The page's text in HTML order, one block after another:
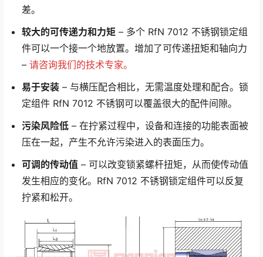
差。
较大的可传递力和力矩 – 多个 RfN 7012 不锈钢锁定组
件可以一个接一个地放置。增加了可传递扭矩和轴向力
–请咨询我们的技术专家。
易于安装 – 与横压配合相比，无需温度处理和配合。锁
定组件 RfN 7012 不锈钢可以覆盖很大的配件间隙。
污染风险低 – 在拧紧过程中，设备和连接的功能表面被
压在一起，产生不允许污染进入的表面压力。
可调的传动值 – 可以改变锁紧螺杆扭矩，从而使传动值
发生相应的变化。RfN 7012 不锈钢锁定组件可以反复
拧紧和松开。